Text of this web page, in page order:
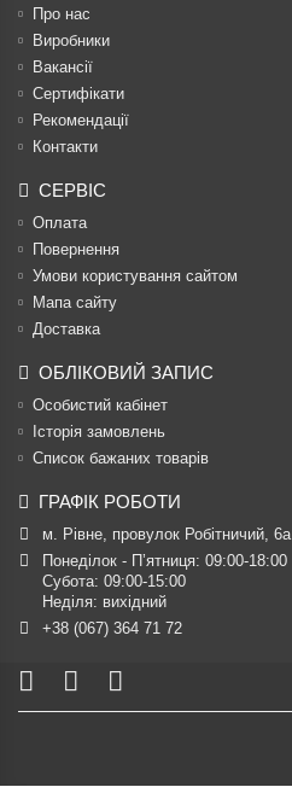
Про нас
Виробники
Вакансії
Сертифікати
Рекомендації
Контакти
СЕРВІС
Оплата
Повернення
Умови користування сайтом
Мапа сайту
Доставка
ОБЛІКОВИЙ ЗАПИС
Особистий кабінет
Історія замовлень
Список бажаних товарів
ГРАФІК РОБОТИ
м. Рівне, провулок Робітничий, 6а
Понеділок - П’ятниця: 09:00-18:00
Субота: 09:00-15:00
Неділя: вихідний
+38 (067) 364 71 72